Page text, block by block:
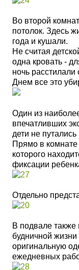
Во второй
потолок. Здесь
года и кушали.
Не считая
одна кровать -
ночь расстилали
Днем все это
Один из
впечатливших
дети не
Прямо в комнате
которого
фиксации
Отдельно
В подвале также
будничной
оригинальную
ежедневных